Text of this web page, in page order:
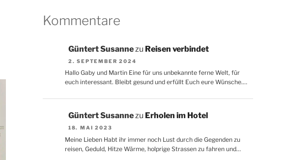
Kommentare
Güntert Susannezu Reisen verbindet
2. SEPTEMBER 2024
Hallo Gaby und Martin Eine für uns unbekannte ferne Welt, für
euch interessant. Bleibt gesund und erfüllt Euch eure Wünsche.…
Güntert Susannezu Erholen im Hotel
18. MAI 2023
Meine Lieben Habt ihr immer noch Lust durch die Gegenden zu
reisen, Geduld, Hitze Wärme, holprige Strassen zu fahren und…